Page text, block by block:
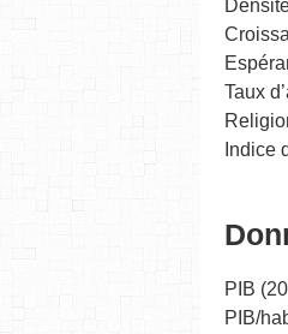
Taux
Indice
PIB
PIB/